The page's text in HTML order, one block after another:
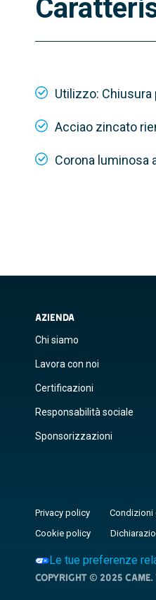
Utilizzo:
Acciao zincato
Corona luminosa
AZIENDA
Chi siamo
Lavora con noi
Certificazioni
Responsabilità sociale
Sponsorizzazioni
Privacy policy Condizioni
Cookie policy
Le tue preferenze
Copyright © 2025